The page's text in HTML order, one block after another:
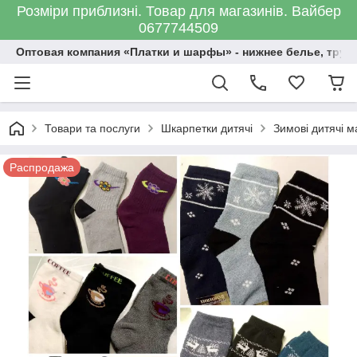
Розміри приблизні. Товар для магазинів. Вайбер
0677744509
Оптовая компания «Платки и шарфы» - нижнее белье,
Товари та послуги Шкарпетки дитячі Зимові дитячі
Распродажа